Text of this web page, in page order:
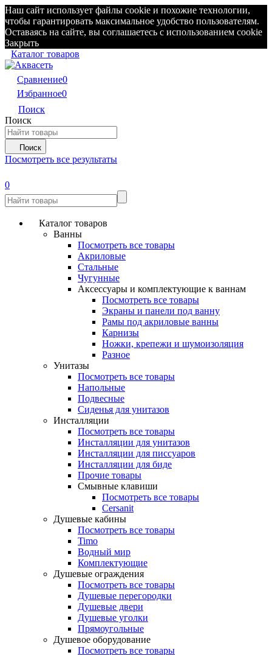
Наш сайт использует файлы cookie и похожие технологии,
чтобы гарантировать максимальное удобство пользователям.
Оставаясь на сайте, вы соглашаетесь с использованием cookie
Закрыть
Каталог товаров
Сравнение0
Избранное0
Поиск
Поиск
Поиск
Посмотреть все результаты
0
Каталог товаров
Ванны
Посмотреть все товары
Акриловые
Стальные
Чугунные
Аксессуары и комплектующие к ваннам
Посмотреть все товары
Экраны и панели под ванну
Рамы под акриловые ванны
Карнизы
Ножки, крепежи и шумоизоляция
Разное
Унитазы
Посмотреть все товары
Напольные
Подвесные
Сиденья для унитазов
Инсталляции
Посмотреть все товары
Инсталляции для унитазов
Инсталляции для писсуаров
Инсталляции для биде
Прочие товары
Смывные клавиши
Посмотреть все товары
Cersanit
Душевые кабины
Посмотреть все товары
Timo
Водный мир
Комплектующие
Душевые ограждения
Посмотреть все товары
Душевые перегородки
Душевые двери
Душевые уголки
Прямоугольные
Душевое оборудование
Посмотреть все товары